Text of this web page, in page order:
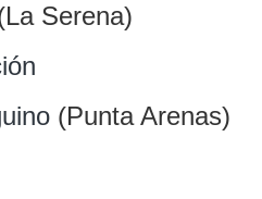
Serena)
(Punta Arenas)